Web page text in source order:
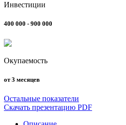
Инвестиции
400 000 - 900 000
Окупаемость
от 3 месяцев
Остальные показатели
Скачать презентацию PDF